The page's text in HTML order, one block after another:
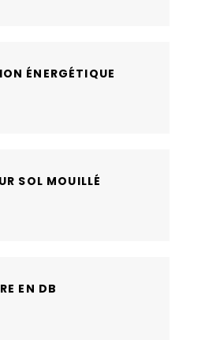
ÉNERGÉTIQUE
SOL MOUILLÉ
EN DB